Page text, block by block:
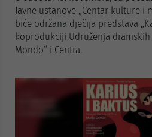
Javne ustanove „Centar kulture i
biće održana dječija predstava
koprodukciji Udruženja dramskih
Mondo“ i Centra.